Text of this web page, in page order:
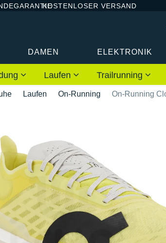
KOSTENLOSER VERSAND
DAMEN ELEKTRONIK
Laufen Trailrunning
Laufen On-Running On-Running